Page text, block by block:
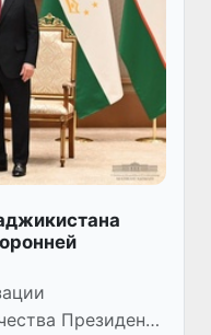
Президент